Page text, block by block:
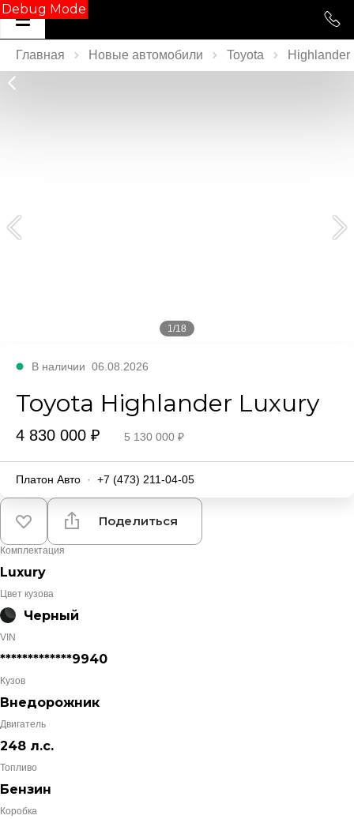
Debug Mode
Главная Новые автомобили Toyota Highlander
1/18
В наличии 06.08.2026
Toyota Highlander Luxury
4 830 000 ₽ 5 130 000 ₽
Платон Авто · +7 (473) 211-04-05
Поделиться
Комплектация
Luxury
Цвет кузова
Черный
VIN
*************9940
Кузов
Внедорожник
Двигатель
248 л.с.
Топливо
Бензин
Коробка